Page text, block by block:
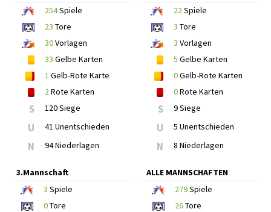
254Spiele
23 Tore
30Vorlagen
33 Gelbe Karten
1 Gelb-Rote Karte
2Rote Karten
S 120 Siege
U 41 Unentschieden
N 94 Niederlagen
22Spiele
3 Tore
3 Vorlagen
5 Gelbe Karten
0Gelb-Rote Karten
0Rote Karten
S 9 Siege
U 5 Unentschieden
N 8 Niederlagen
3.Mannschaft
3 Spiele
0Tore
ALLE MANNSCHAFTEN
279Spiele
26Tore